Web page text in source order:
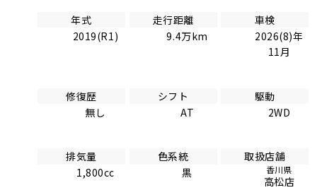
年式
2019(R1)
走行距離
9.4万km
車検
2026(8)年
11月
修復歴
無し
シフト
AT
駆動
2WD
排気量
1,800cc
色系統
黒
取扱店舗
香川県
高松店